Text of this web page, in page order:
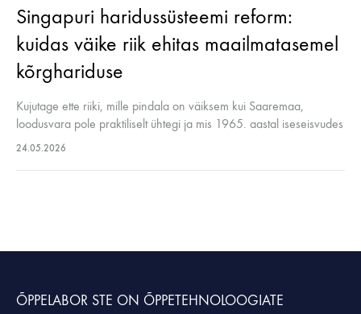
Singapuri haridussüsteemi reform:
kuidas väike riik ehitas maailmatasemel
kõrghariduse
Kujutage ette riiki, mille pindala on väiksem kui Saaremaa,
loodusvara pole praktiliselt ühtegi ja mis 1965. aastal iseseisvudes
pidi alustama nullist. Täna on Singapuri Rahvusülikool (NUS)
24.05.2026
ÕPPELABOR STE ON ÕPPETEHNOLOOGIATE